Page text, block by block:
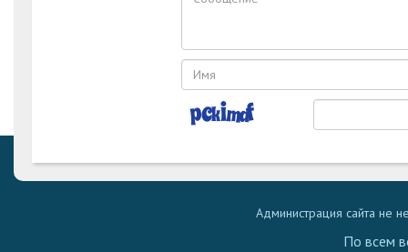
Администрация сайта не
По всем